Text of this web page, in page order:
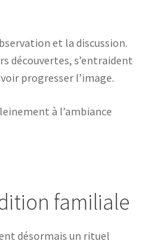
et la discussion.
découvertes, s’entraident
progresser l’image.
à l’ambiance
familiale
désormais un rituel